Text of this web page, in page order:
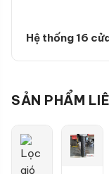
Hệ thống 16
SẢN PHẨM